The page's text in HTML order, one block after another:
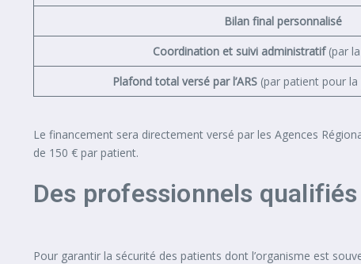
Bilan final personnalisé
Coordination et suivi administratif(par
Plafond total versé par l’ARS (par patient pour
Le financement sera directement versé par les Agences
de 150 € par patient.
Des professionnels
Pour garantir la sécurité des patients dont l’organisme est